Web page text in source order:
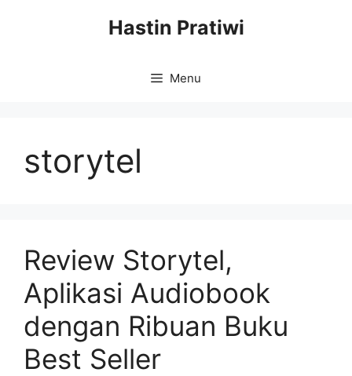
Hastin Pratiwi
Menu
storytel
Review Storytel,
Aplikasi Audiobook
dengan Ribuan Buku
Best Seller